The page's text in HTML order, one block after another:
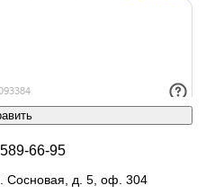
66-95
Сосновая, д. 5, оф. 304